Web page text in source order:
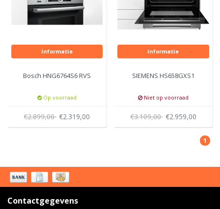
Informatie
Bosch HNG6764S6 RVS
Op voorraad
€2.899,00 €2.319,00
Informatie
SIEMENS HS658GXS1
Niet op voorraad
€3.109,00 €2.959,00
1
Contactgegevens